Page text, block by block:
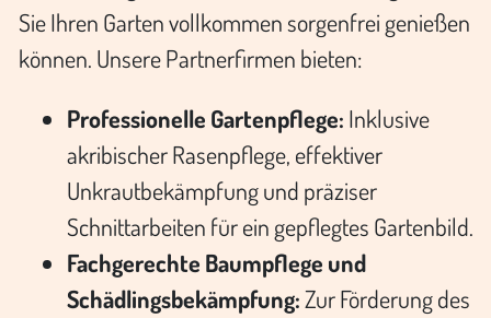
Sie Ihren Garten vollkommen sorgenfrei genießen
können. Unsere Partnerfirmen bieten:
Professionelle Gartenpflege: Inklusive
akribischer Rasenpflege, effektiver
Unkrautbekämpfung und präziser
Schnittarbeiten für ein gepflegtes Gartenbild.
Fachgerechte Baumpflege und
Schädlingsbekämpfung:Zur Förderung des